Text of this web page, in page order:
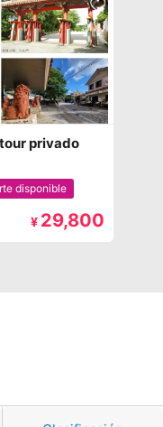
privado
disponible
¥ 29,800